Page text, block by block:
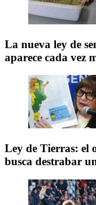
La nueva ley de
aparece cada vez
Ley de Tierras: el
busca destrabar